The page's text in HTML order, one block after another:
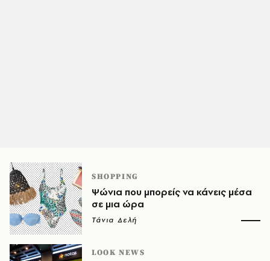
SHOPPING
Ψώνια που μπορείς να κάνεις μέσα
σε μια ώρα
Τάνια Δελή
LOOK NEWS